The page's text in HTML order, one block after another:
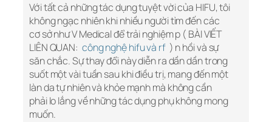
Với tất cả những tác dụng tuyệt vời của HIFU, tôi
không ngạc nhiên khi nhiều người tìm đến các
cơ sở như V Medical để trải nghiệm p ( BÀI VIẾT
LIÊN QUAN: công nghệ hifu và rf) n hồi và sự
săn chắc. Sự thay đổi này diễn ra dần dần trong
suốt một vài tuần sau khi điều trị, mang đến một
làn da tự nhiên và khỏe mạnh mà không cần
phải lo lắng về những tác dụng phụ không mong
muốn.